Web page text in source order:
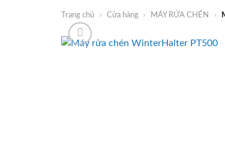
Trang chủ » Cửa hàng » MÁY RỬA CHÉN »